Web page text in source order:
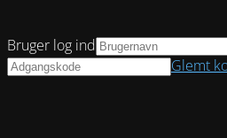
Bruger log ind
Glemt